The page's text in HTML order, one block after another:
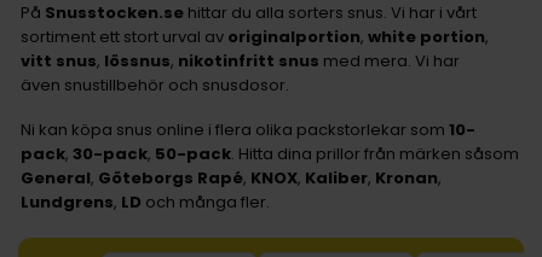
På Snusstocken.se hittar du alla sorters snus. Vi har i vårt
sortiment ett stort urval av originalportion, white portion,
vitt snus, lössnus, nikotinfritt snus med mera. Vi har
även snustillbehör och snusdosor.
Ni kan köpa snus online i flera olika packstorlekar som 10-
pack, 30-pack, 50-pack. Hitta dina prillor från märken såsom
General, Göteborgs Rapé, KNOX, Kaliber, Kronan,
Lundgrens, LD och många fler.